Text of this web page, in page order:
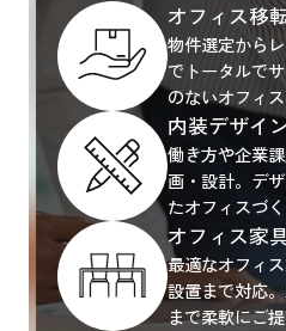
オフィス移
物件選定から
でトータルで
のないオフィ
内装デザイ
働き方や企業
画・設計。デ
たオフィスづ
オフィス家
最適なオフィ
設置まで対応
まで柔軟にご提